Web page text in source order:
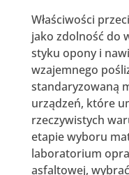
Właściwości
jako zdolność do
styku opony i
wzajemnego
standaryzowaną
urządzeń, które
rzeczywistych
etapie wyboru
laboratorium
asfaltowej,